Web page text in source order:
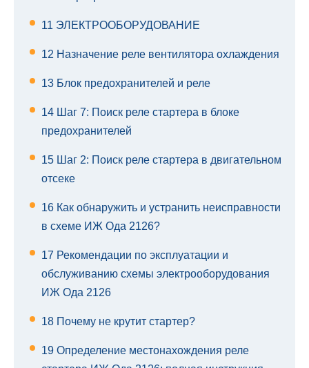
11 ЭЛЕКТРООБОРУДОВАНИЕ
12 Назначение реле вентилятора охлаждения
13 Блок предохранителей и реле
14 Шаг 7: Поиск реле стартера в блоке
предохранителей
15 Шаг 2: Поиск реле стартера в двигательном
отсеке
16 Как обнаружить и устранить неисправности
в схеме ИЖ Ода 2126?
17 Рекомендации по эксплуатации и
обслуживанию схемы электрооборудования
ИЖ Ода 2126
18 Почему не крутит стартер?
19 Определение местонахождения реле